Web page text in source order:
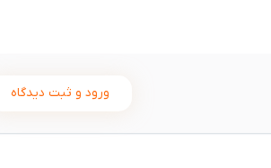
ورود و ثبت دیدگاه